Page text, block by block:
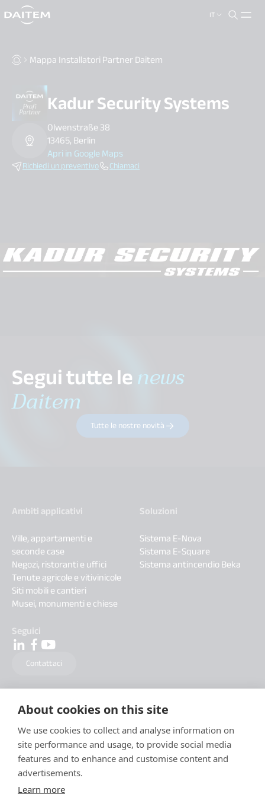
About cookies on this site
We use cookies to collect and analyse information on
site performance and usage, to provide social media
features and to enhance and customise content and
advertisements.
Learn more
IT
search.label
Mappa Installatori Partner Daitem
Kadur Security Systems
Olwenstraße 38
13465, Berlin
Apri in Google Maps
Richiedi un preventivo Chiamaci
Segui tutte lenews
Daitem
Tutte le nostre novità
Ambiti applicativi
Ville, appartamenti e
seconde case
Negozi, ristoranti e uffici
Tenute agricole e vitivinicole
Siti mobili e cantieri
Musei, monumenti e chiese
Soluzioni
Sistema E-Nova
Sistema E-Square
Sistema antincendio Beka
Seguici
Contattaci